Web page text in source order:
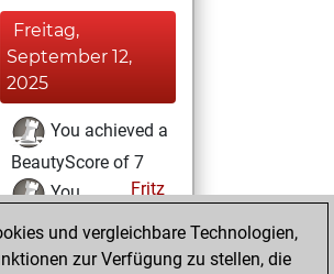
Freitag,
September 12,
2025
You achieved a
BeautyScore of 7
Fritz
You
achieved a new Elo
of 1590
und vergleichbare Technologien,
zur Verfügung zu stellen, die